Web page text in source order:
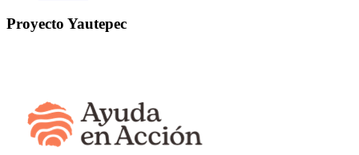
Proyecto Yautepec